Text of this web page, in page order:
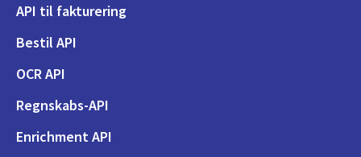
API til fakturering
Bestil API
OCR API
Regnskabs-API
Enrichment API